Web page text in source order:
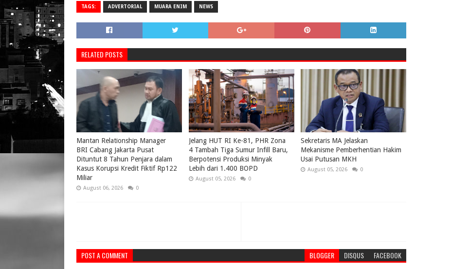
TAGS: ADVERTORIAL MUARA ENIM NEWS
RELATED POSTS
Mantan Relationship Manager
BRI Cabang Jakarta Pusat
Dituntut 8 Tahun Penjara dalam
Kasus Korupsi Kredit Fiktif Rp122
Miliar
August 06, 2026 0
Jelang HUT RI Ke-81, PHR Zona
4 Tambah Tiga Sumur Infill Baru,
Berpotensi Produksi Minyak
Lebih dari 1.400 BOPD
August 05, 2026 0
Sekretaris MA Jelaskan
Mekanisme Pemberhentian Hakim
Usai Putusan MKH
August 05, 2026 0
POST A COMMENT BLOGGER DISQUS FACEBOOK